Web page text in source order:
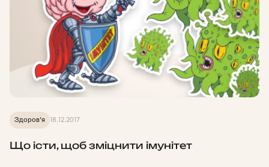
Здоров'я 18.12.2017
Що істи, щоб зміцнити імунітет